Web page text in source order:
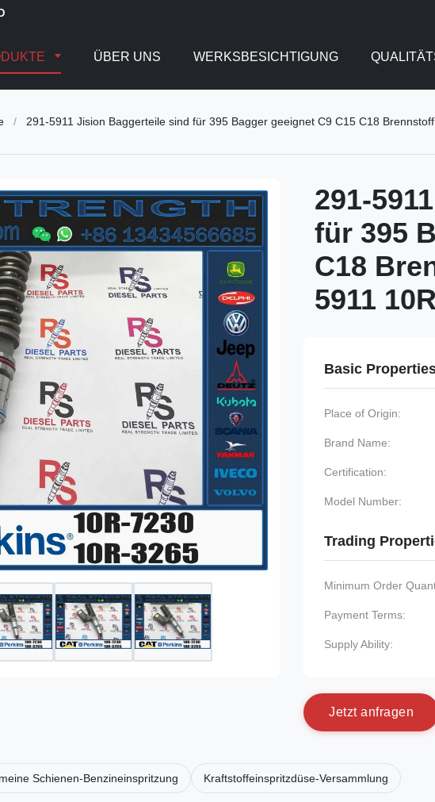
ÜBER UNS WERKSBESICHTIGUNG
/ 291-5911 Jision Baggerteile sind für 395 Bagger geeignet C9 C15 C18
291-
für 395
C18
5911
Basic
Place of Origin:
Brand Name:
Certification:
Model Number:
Trading
Minimum Order
Payment Terms:
Supply Ability:
Jetzt anfragen
Schienen-Benzineinspritzung Kraftstoffeinspritzdüse-Versammlung